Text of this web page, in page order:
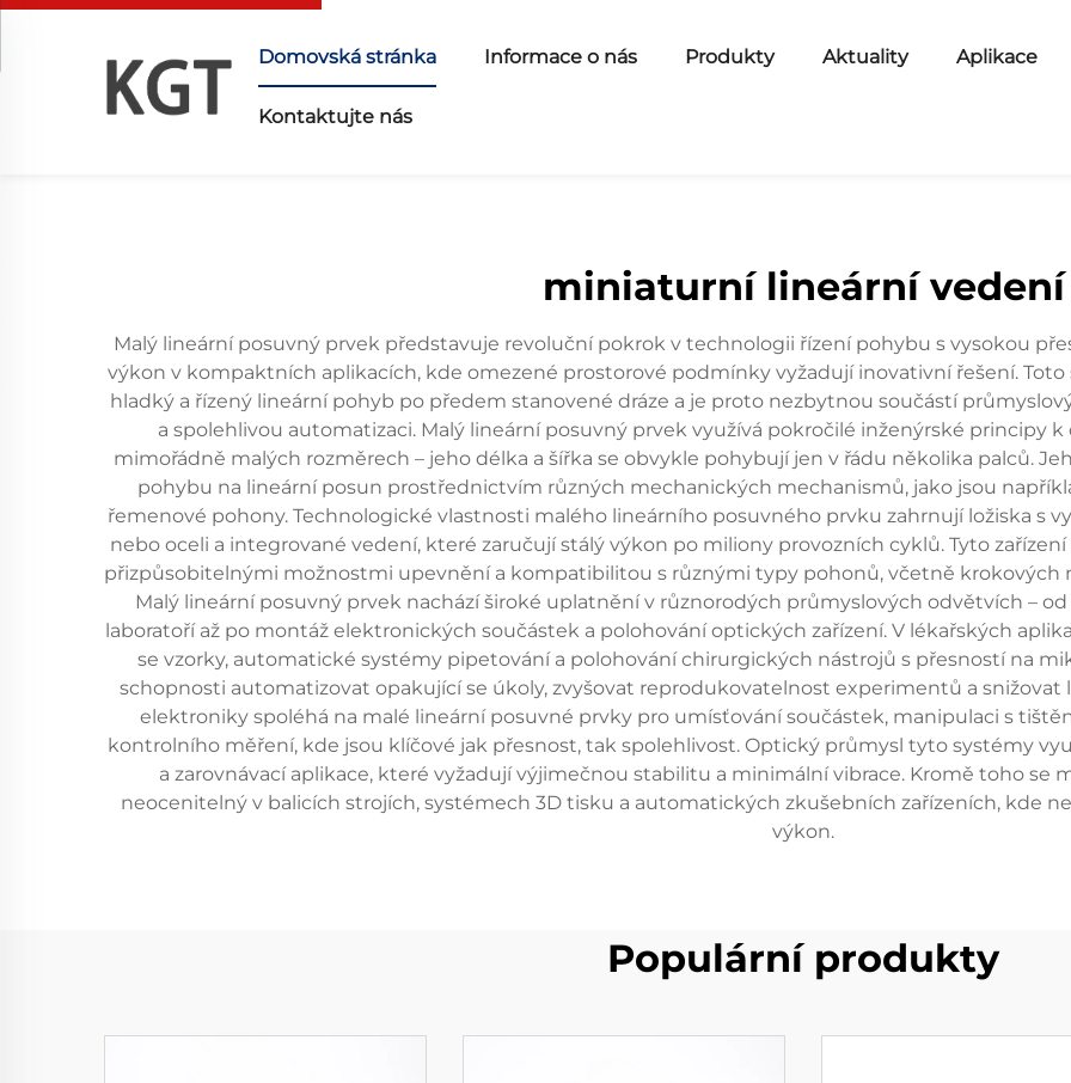
Domovská stránka Informace o nás Produkty Aktuality Aplikace
Kontaktujte nás
miniaturní lineární vedení
Malý lineární posuvný prvek představuje revoluční pokrok v technologii řízení pohybu s vysokou
výkon v kompaktních aplikacích, kde omezené prostorové podmínky vyžadují inovativní řešení.
hladký a řízený lineární pohyb po předem stanovené dráze a je proto nezbytnou součástí
a spolehlivou automatizaci. Malý lineární posuvný prvek využívá pokročilé inženýrské principy
mimořádně malých rozměrech – jeho délka a šířka se obvykle pohybují jen v řádu několika palců.
pohybu na lineární posun prostřednictvím různých mechanických mechanismů, jako jsou
řemenové pohony. Technologické vlastnosti malého lineárního posuvného prvku zahrnují ložiska s
nebo oceli a integrované vedení, které zaručují stálý výkon po miliony provozních cyklů. Tyto
přizpůsobitelnými možnostmi upevnění a kompatibilitou s různými typy pohonů, včetně krokových
Malý lineární posuvný prvek nachází široké uplatnění v různorodých průmyslových odvětvích –
laboratoří až po montáž elektronických součástek a polohování optických zařízení. V lékařských
se vzorky, automatické systémy pipetování a polohování chirurgických nástrojů s přesností na
schopnosti automatizovat opakující se úkoly, zvyšovat reprodukovatelnost experimentů a
elektroniky spoléhá na malé lineární posuvné prvky pro umísťování součástek, manipulaci s
kontrolního měření, kde jsou klíčové jak přesnost, tak spolehlivost. Optický průmysl tyto systémy
a zarovnávací aplikace, které vyžadují výjimečnou stabilitu a minimální vibrace. Kromě toho se
neocenitelný v balicích strojích, systémech 3D tisku a automatických zkušebních zařízeních, kde
výkon.
Populární produkty